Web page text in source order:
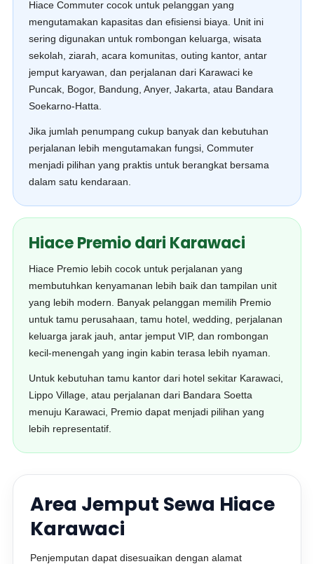
Hiace Commuter cocok untuk pelanggan yang
mengutamakan kapasitas dan efisiensi biaya. Unit ini
sering digunakan untuk rombongan keluarga, wisata
sekolah, ziarah, acara komunitas, outing kantor, antar
jemput karyawan, dan perjalanan dari Karawaci ke
Puncak, Bogor, Bandung, Anyer, Jakarta, atau Bandara
Soekarno-Hatta.
Jika jumlah penumpang cukup banyak dan kebutuhan
perjalanan lebih mengutamakan fungsi, Commuter
menjadi pilihan yang praktis untuk berangkat bersama
dalam satu kendaraan.
Hiace Premio dari Karawaci
Hiace Premio lebih cocok untuk perjalanan yang
membutuhkan kenyamanan lebih baik dan tampilan unit
yang lebih modern. Banyak pelanggan memilih Premio
untuk tamu perusahaan, tamu hotel, wedding, perjalanan
keluarga jarak jauh, antar jemput VIP, dan rombongan
kecil-menengah yang ingin kabin terasa lebih nyaman.
Untuk kebutuhan tamu kantor dari hotel sekitar Karawaci,
Lippo Village, atau perjalanan dari Bandara Soetta
menuju Karawaci, Premio dapat menjadi pilihan yang
lebih representatif.
Area Jemput Sewa Hiace
Karawaci
Penjemputan dapat disesuaikan dengan alamat